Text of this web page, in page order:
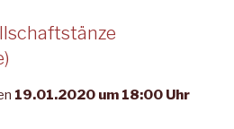
19.01.2020 um 18:00 Uhr